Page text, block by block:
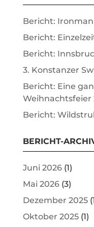
Bericht:
Bericht:
Bericht:
3. Konstanzer
Bericht: Eine
Weihnachtsfeier
Bericht:
BERICHT-
Juni 2026(1)
Mai 2026(3)
Dezember 2025
Oktober 2025(1)